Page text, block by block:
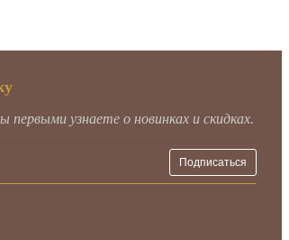
узнаете о новинках и скидках.